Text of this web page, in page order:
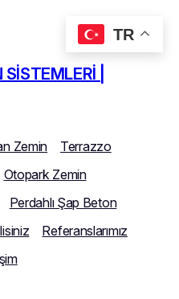
|
Zemin
Terrazzo
Otopark Zemin
Perdahlı Şap Beton
Referanslarımız
TR